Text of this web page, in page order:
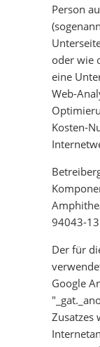
Person
oder wie
eine
Web-
Kosten-
94043-
Der für
Google
Zusatzes